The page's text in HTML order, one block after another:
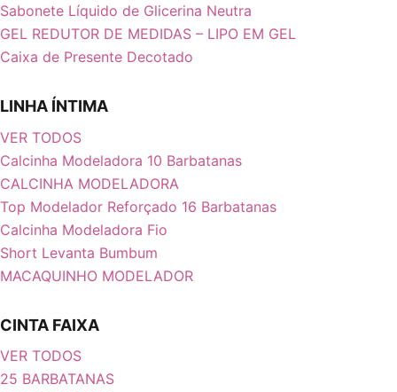
Sabonete Líquido de Glicerina Neutra
GEL REDUTOR DE MEDIDAS – LIPO EM GEL
Caixa de Presente Decotado
LINHA ÍNTIMA
VER TODOS
Calcinha Modeladora 10 Barbatanas
CALCINHA MODELADORA
Top Modelador Reforçado 16 Barbatanas
Calcinha Modeladora Fio
Short Levanta Bumbum
MACAQUINHO MODELADOR
CINTA FAIXA
VER TODOS
25 BARBATANAS